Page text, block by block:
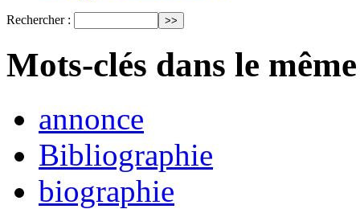
Rechercher :
Mots-clés dans le
annonce
Bibliographie
biographie